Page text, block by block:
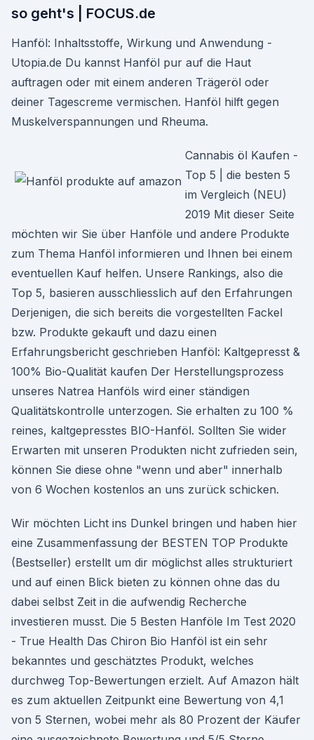
so geht's | FOCUS.de
Hanföl: Inhaltsstoffe, Wirkung und Anwendung -
Utopia.de Du kannst Hanföl pur auf die Haut
auftragen oder mit einem anderen Trägeröl oder
deiner Tagescreme vermischen. Hanföl hilft gegen
Muskelverspannungen und Rheuma.
Cannabis öl Kaufen -
Top 5 | die besten 5
im Vergleich (NEU)
2019 Mit dieser Seite
möchten wir Sie über Hanföle und andere Produkte
zum Thema Hanföl informieren und Ihnen bei einem
eventuellen Kauf helfen. Unsere Rankings, also die
Top 5, basieren ausschliesslich auf den Erfahrungen
Derjenigen, die sich bereits die vorgestellten Fackel
bzw. Produkte gekauft und dazu einen
Erfahrungsbericht geschrieben Hanföl: Kaltgepresst &
100% Bio-Qualität kaufen Der Herstellungsprozess
unseres Natrea Hanföls wird einer ständigen
Qualitätskontrolle unterzogen. Sie erhalten zu 100 %
reines, kaltgepresstes BIO-Hanföl. Sollten Sie wider
Erwarten mit unseren Produkten nicht zufrieden sein,
können Sie diese ohne "wenn und aber" innerhalb
von 6 Wochen kostenlos an uns zurück schicken.
Wir möchten Licht ins Dunkel bringen und haben hier
eine Zusammenfassung der BESTEN TOP Produkte
(Bestseller) erstellt um dir möglichst alles strukturiert
und auf einen Blick bieten zu können ohne das du
dabei selbst Zeit in die aufwendig Recherche
investieren musst. Die 5 Besten Hanföle Im Test 2020
- True Health Das Chiron Bio Hanföl ist ein sehr
bekanntes und geschätztes Produkt, welches
durchweg Top-Bewertungen erzielt. Auf Amazon hält
es zum aktuellen Zeitpunkt eine Bewertung von 4,1
von 5 Sternen, wobei mehr als 80 Prozent der Käufer